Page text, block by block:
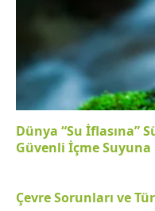
Dünya “Su İflasına”
Güvenli İçme
Çevre Sorunları ve